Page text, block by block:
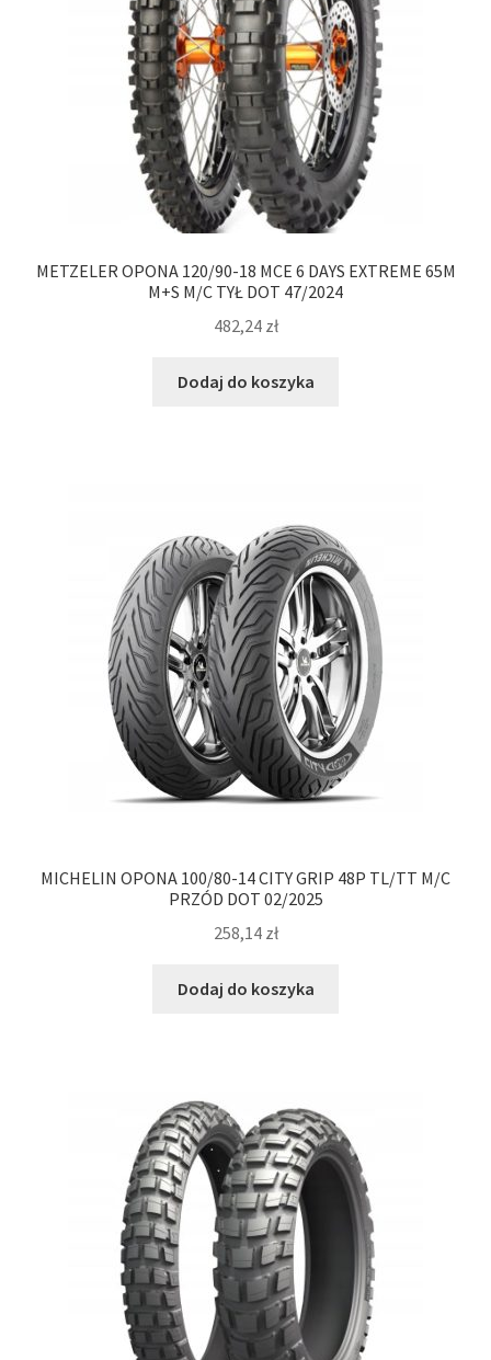
METZELER OPONA 120/90-18 MCE 6 DAYS EXTREME 65M
M+S M/C TYŁ DOT 47/2024
482,24 zł
Dodaj do koszyka
MICHELIN OPONA 100/80-14 CITY GRIP 48P TL/TT M/C
PRZÓD DOT 02/2025
258,14 zł
Dodaj do koszyka